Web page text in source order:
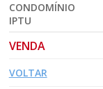
CONDOMÍNIO
IPTU
VENDA
VOLTAR